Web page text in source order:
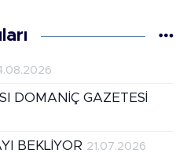
DOMANİÇ GAZETESİ
BEKLİYOR 21.07.2026